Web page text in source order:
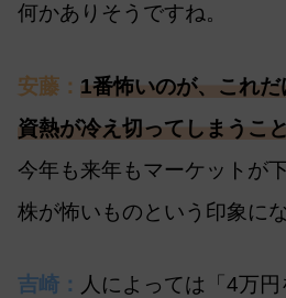
何かありそうですね。
安藤： 1番怖いのが、これ
資熱が冷え切ってしまうこ
今年も来年もマーケットが
株が怖いものという印象に
吉崎： 人によっては「4万